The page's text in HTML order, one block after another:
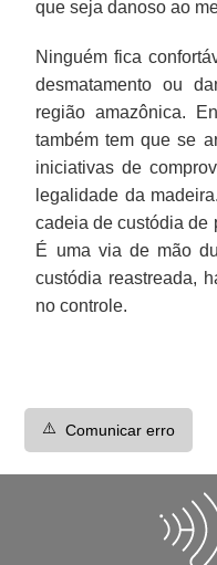
que seja danoso ao
Ninguém fica
desmatamento ou
região amazônica.
também tem que se
iniciativas de
legalidade da
cadeia de custódia de
É uma via de mão
custódia reastreada,
no controle.
⚠️ Comunicar erro